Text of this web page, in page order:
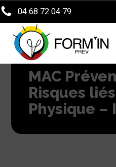
MAC
Risques
Physique –
04 68 72 04 79